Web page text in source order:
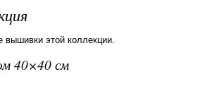
этой коллекции.
40×40 см